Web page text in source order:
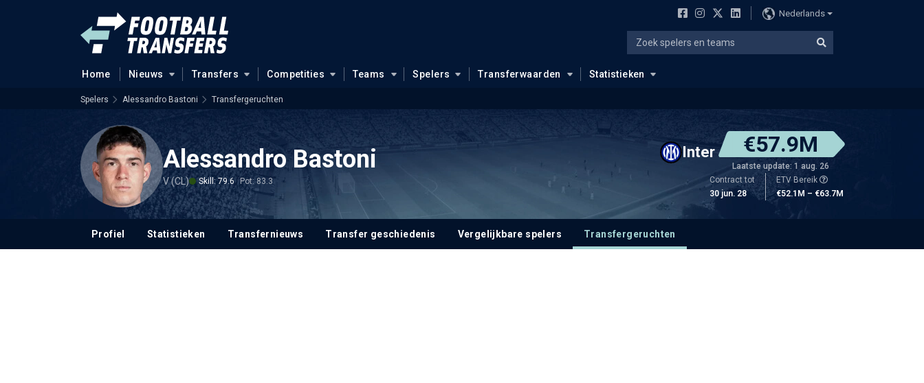
Nederlands
Home Nieuws Transfers Competities Teams Spelers Transferwaarden Statistieken
Spelers Alessandro Bastoni Transfergeruchten
Alessandro Bastoni
V (CL) Skill: 79.6 Pot: 83.3
Inter €57.9M
Laatste update: 1 aug. 26
Contract tot
30 jun. 28
ETV Bereik
€52.1M – €63.7M
Profiel Statistieken Transfernieuws Transfer geschiedenis Vergelijkbare spelers Transfergeruchten